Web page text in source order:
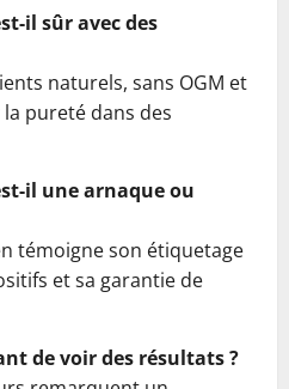
il sûr avec des
naturels, sans OGM et
pureté dans des
il une arnaque ou
témoigne son étiquetage
et sa garantie de
de voir des résultats ?